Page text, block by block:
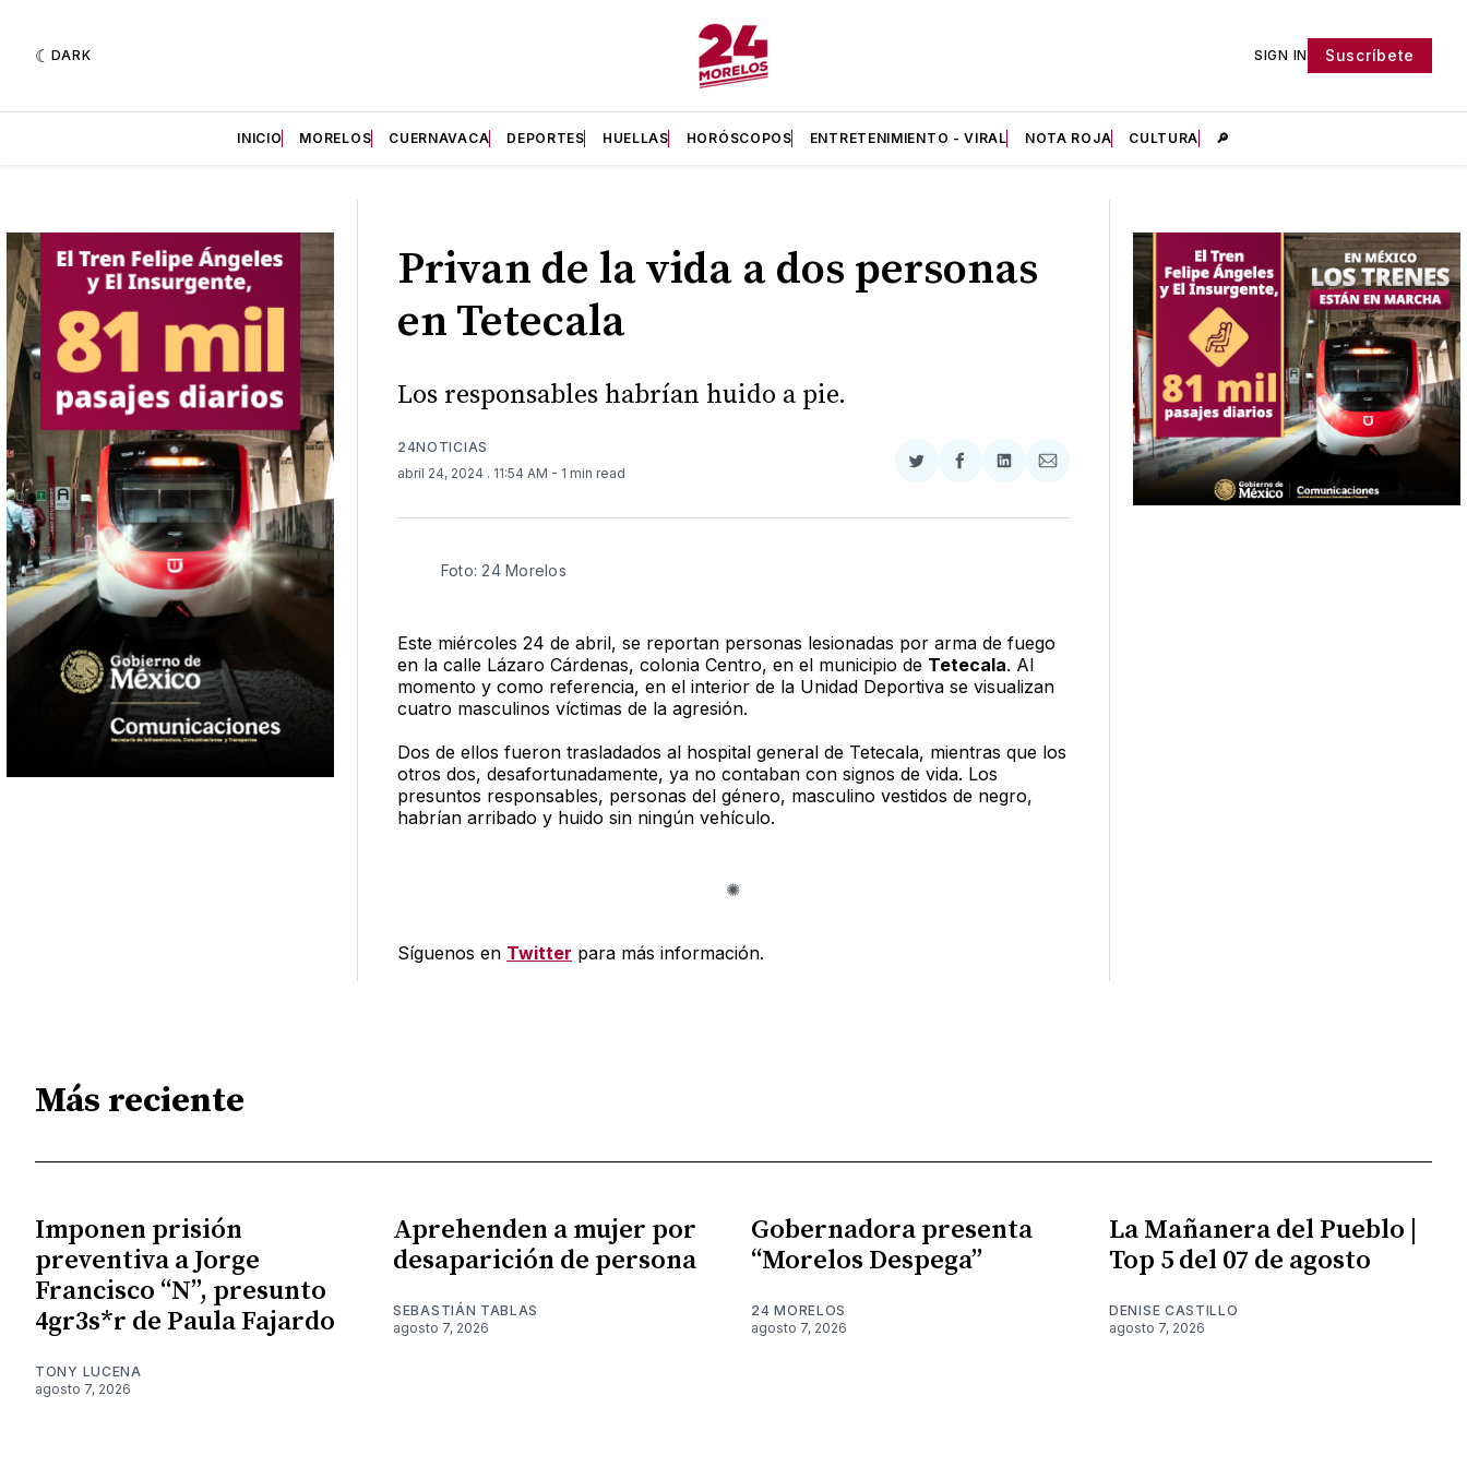
DARK SIGN IN Suscríbete
INICIO MORELOS CUERNAVACA DEPORTES HUELLAS HORÓSCOPOS ENTRETENIMIENTO - VIRAL NOTA ROJA CULTURA 🔎
Privan de la vida a dos personas
en Tetecala
Los responsables habrían huido a pie.
24NOTICIAS
abril 24, 2024 . 11:54 AM - 1 min read
Compartir
Twitter
Compartir
Facebook
Compartir
LinkedIn
Compartir
Email
Foto: 24 Morelos
Este miércoles 24 de abril, se reportan personas lesionadas por arma de fuego
en la calle Lázaro Cárdenas, colonia Centro, en el municipio de Tetecala. Al
momento y como referencia, en el interior de la Unidad Deportiva se visualizan
cuatro masculinos víctimas de la agresión.
Dos de ellos fueron trasladados al hospital general de Tetecala, mientras que los
otros dos, desafortunadamente, ya no contaban con signos de vida. Los
presuntos responsables, personas del género, masculino vestidos de negro,
habrían arribado y huido sin ningún vehículo.
Síguenos en Twitter para más información.
Más reciente
Imponen prisión
preventiva a Jorge
Francisco “N”, presunto
4gr3s*r de Paula Fajardo
TONY LUCENA
agosto 7, 2026
Aprehenden a mujer por
desaparición de persona
SEBASTIÁN TABLAS
agosto 7, 2026
Gobernadora presenta
“Morelos Despega”
24 MORELOS
agosto 7, 2026
La Mañanera del Pueblo |
Top 5 del 07 de agosto
DENISE CASTILLO
agosto 7, 2026